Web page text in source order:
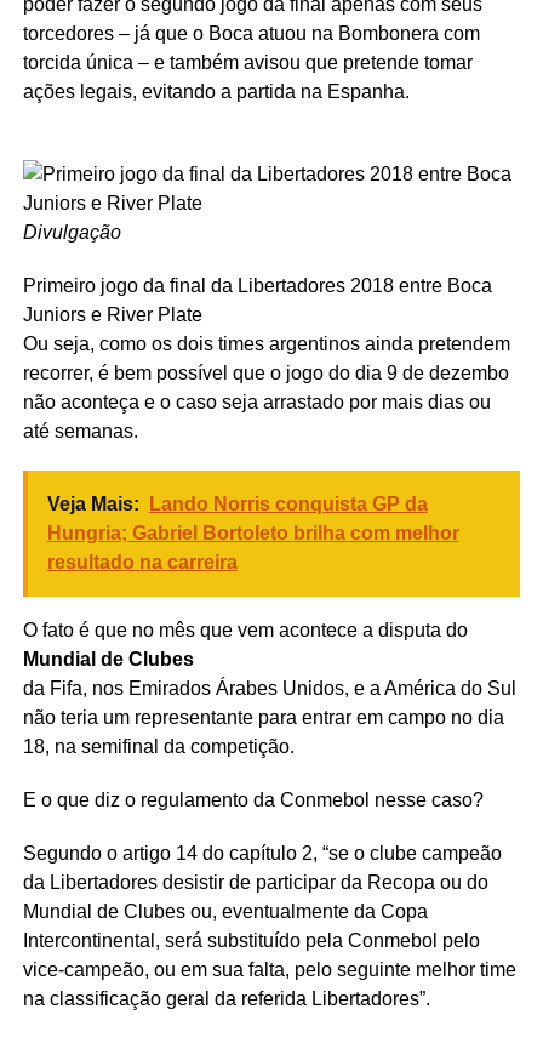
poder fazer o segundo jogo da final apenas com seus
torcedores – já que o Boca atuou na Bombonera com
torcida única – e também avisou que pretende tomar
ações legais, evitando a partida na Espanha.
Divulgação
Primeiro jogo da final da Libertadores 2018 entre Boca
Juniors e River Plate
Ou seja, como os dois times argentinos ainda pretendem
recorrer, é bem possível que o jogo do dia 9 de dezembo
não aconteça e o caso seja arrastado por mais dias ou
até semanas.
Veja Mais:
Lando Norris conquista GP da
Hungria; Gabriel Bortoleto brilha com melhor
resultado na carreira
O fato é que no mês que vem acontece a disputa do
Mundial de Clubes
da Fifa, nos Emirados Árabes Unidos, e a América do Sul
não teria um representante para entrar em campo no dia
18, na semifinal da competição.
E o que diz o regulamento da Conmebol nesse caso?
Segundo o artigo 14 do capítulo 2, “se o clube campeão
da Libertadores desistir de participar da Recopa ou do
Mundial de Clubes ou, eventualmente da Copa
Intercontinental, será substituído pela Conmebol pelo
vice-campeão, ou em sua falta, pelo seguinte melhor time
na classificação geral da referida Libertadores”.